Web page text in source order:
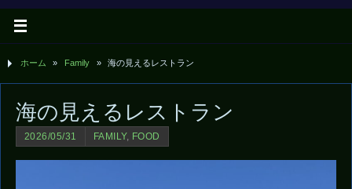
ホーム » Family » 海の見えるレストラン
海の見えるレストラン
2026/05/31 FAMILY, FOOD